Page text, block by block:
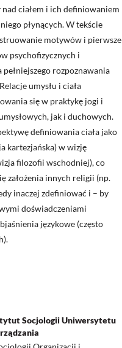
ciałem i ich definiowaniem
płynących. W tekście
motywów i pierwsze
psychofizycznych i
rozpoznawania
umysłu i ciała
się w praktykę jogi i
jak i duchowych.
definiowania ciała jako
kartezjańska) w wizję
filozofii wschodniej), co
założenia innych religii (np.
inaczej zdefiniować i – by
doświadczeniami
językowe (często
Socjologii Uniwersytetu